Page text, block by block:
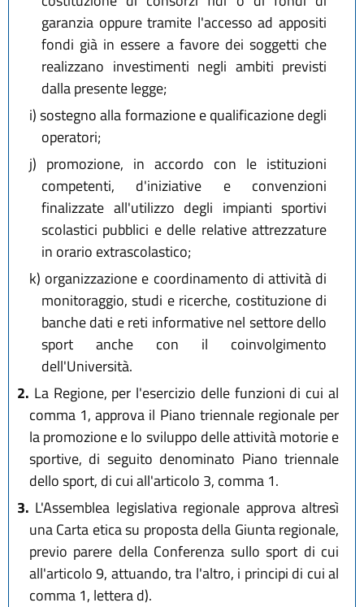
garanzia oppure tramite l'accesso ad appositi
fondi già in essere a favore dei soggetti che
realizzano investimenti negli ambiti previsti
dalla presente legge;
i)sostegno alla formazione e qualificazione degli
operatori;
j) promozione, in accordo con le istituzioni
competenti, d'iniziative e convenzioni
finalizzate all'utilizzo degli impianti sportivi
scolastici pubblici e delle relative attrezzature
in orario extrascolastico;
k) organizzazione e coordinamento di attività di
monitoraggio, studi e ricerche, costituzione di
banche dati e reti informative nel settore dello
sport anche con il coinvolgimento
dell'Università.
2. La Regione, per l'esercizio delle funzioni di cui al
comma 1, approva il Piano triennale regionale per
la promozione e lo sviluppo delle attività motorie e
sportive, di seguito denominato Piano triennale
dello sport, di cui all'articolo 3, comma 1.
3. L'Assemblea legislativa regionale approva altresì
una Carta etica su proposta della Giunta regionale,
previo parere della Conferenza sullo sport di cui
all'articolo 9, attuando, tra l'altro, i principi di cui al
comma 1, lettera d).